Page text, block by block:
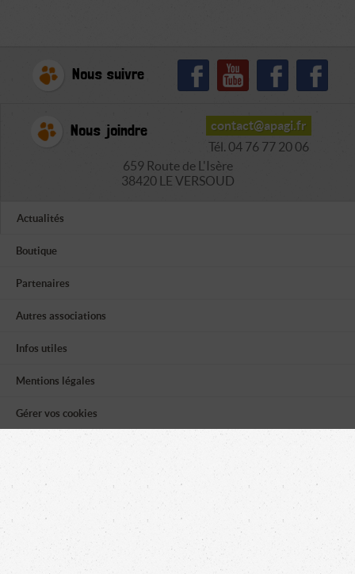
Nous suivre
Nous joindre
contact@apagi.fr
Tél. 04 76 77 20 06
659 Route de L'Isère
38420 LE VERSOUD
Actualités
Boutique
Partenaires
Autres associations
Infos utiles
Mentions légales
Gérer vos cookies